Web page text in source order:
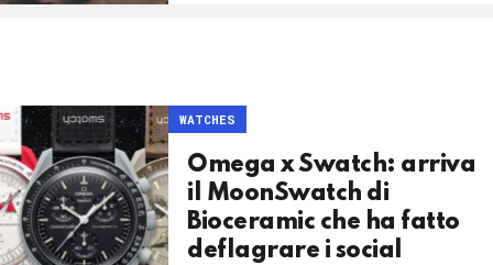
WATCHES
Omega x Swatch: arriva
il MoonSwatch di
Bioceramic che ha fatto
deflagrare i social